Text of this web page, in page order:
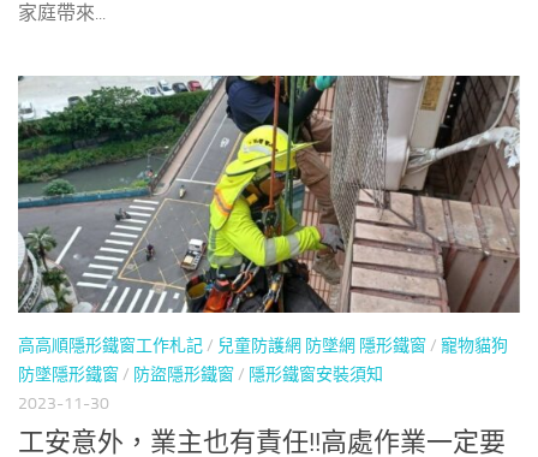
家庭帶來...
高高順隱形鐵窗工作札記/ 兒童防護網 防墜網 隱形鐵窗/ 寵物貓狗
防墜隱形鐵窗/ 防盜隱形鐵窗/ 隱形鐵窗安裝須知
2023-11-30
工安意外，業主也有責任!!高處作業一定要